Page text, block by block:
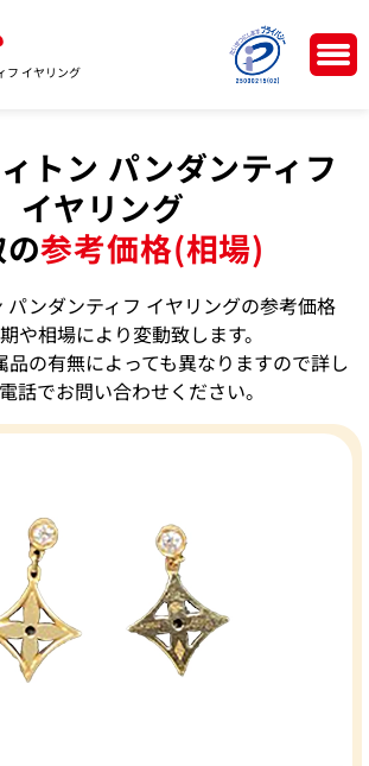
フ イヤリング
トン パンダンティフ
イヤリング
参考価格(相場)
パンダンティフ イヤリングの参考価格
や相場により変動致します。
品の有無によっても異なりますので詳し
話でお問い合わせください。